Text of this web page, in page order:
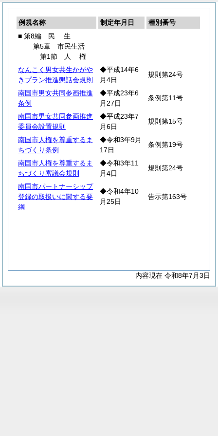
例規名称 制定年月日
種別番号
■ 第8編
民 生
第5章 市民生活
第1節
人権
なんこく男女共生かがや
きプラン推進懇話会規則
◆平成14年6
月4日
規則第24号
南国市男女共同参画推進
条例
◆平成23年6
月27日
条例第11号
南国市男女共同参画推進
委員会設置規則
◆平成23年7
月6日
規則第15号
南国市人権を尊重するま
ちづくり条例
◆令和3年9月
17日
条例第19号
南国市人権を尊重するま
ちづくり審議会規則
◆令和3年11
月4日
規則第24号
南国市パートナーシップ
登録の取扱いに関する要
綱
◆令和4年10
月25日
告示第163号
内容現在 令和8年7月3日